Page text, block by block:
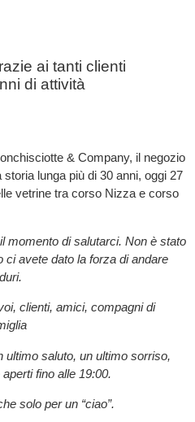
ai tanti clienti
di attività
& Company, il negozio
lunga più di 30 anni, oggi 27
vetrine tra corso Nizza e corso
momento di salutarci. Non è stato
ci avete dato la forza di andare
clienti, amici, compagni di
ultimo saluto, un ultimo sorriso,
fino alle 19:00.
solo per un “ciao”.